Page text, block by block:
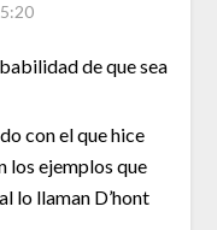
de que sea
con el que hice
los ejemplos que
lo llaman D’hont